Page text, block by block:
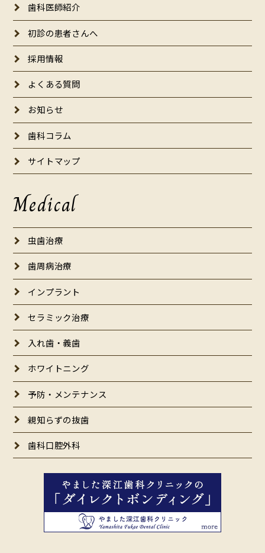
歯科医師紹介
初診の患者さんへ
採用情報
よくある質問
お知らせ
歯科コラム
サイトマップ
Medical
虫歯治療
歯周病治療
インプラント
セラミック治療
入れ歯・義歯
ホワイトニング
予防・メンテナンス
親知らずの抜歯
歯科口腔外科